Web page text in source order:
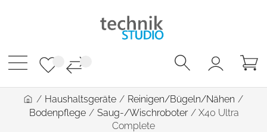
/ Haushaltsgeräte / Reinigen/Bügeln/Nähen /
Bodenpflege / Saug-/Wischroboter/ X40 Ultra
Complete